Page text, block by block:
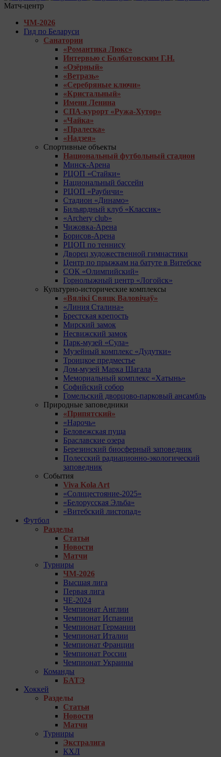
Матч-центр
ЧМ-2026
Гид по Беларуси
Санатории
«Романтика Люкс»
Интервью с Болбатовским Г.Н.
«Озёрный»
«Ветразь»
«Серебряные ключи»
«Кристальный»
Имени Ленина
СПА-курорт «Ружа-Хутор»
«Чайка»
«Пралеска»
«Надзея»
Спортивные объекты
Национальный футбольный стадион
Минск-Арена
РЦОП «Стайки»
Национальный бассейн
РЦОП «Раубичи»
Стадион «Динамо»
Бильярдный клуб «Классик»
«Archery club»
Чижовка-Арена
Борисов-Арена
РЦОП по теннису
Дворец художественной гимнастики
Центр по прыжкам на батуте в Витебске
СОК «Олимпийский»
Горнолыжный центр «Логойск»
Культурно-исторические комплексы
«Вялікі Свяцк Валовічаў»
«Линия Сталина»
Брестская крепость
Мирский замок
Несвижский замок
Парк-музей «Сула»
Музейный комплекс «Дудутки»
Троицкое предместье
Дом-музей Марка Шагала
Мемориальный комплекс «Хатынь»
Софийский собор
Гомельский дворцово-парковый ансамбль
Природные заповедники
«Припятский»
«Нарочь»
Беловежская пуща
Браславские озера
Березинский биосферный заповедник
Полесский радиационно-экологический
заповедник
События
Viva Kola Art
«Солнцестояние-2025»
«Белорусская Эльба»
«Витебский листопад»
Футбол
Разделы
Статьи
Новости
Матчи
Турниры
ЧМ-2026
Высшая лига
Первая лига
ЧЕ-2024
Чемпионат Англии
Чемпионат Испании
Чемпионат Германии
Чемпионат Италии
Чемпионат Франции
Чемпионат России
Чемпионат Украины
Команды
БАТЭ
Хоккей
Разделы
Статьи
Новости
Матчи
Турниры
Экстралига
КХЛ